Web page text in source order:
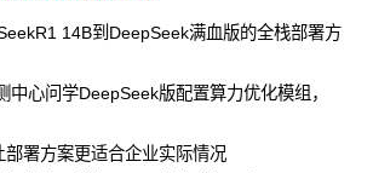
14B到DeepSeek满血版的全栈部署方
中心问学DeepSeek版配置算力优化模组，
部署方案更适合企业实际情况